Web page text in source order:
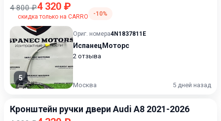
4 800 ₽4 320 ₽
скидка только на CARRO -10%
5
Ориг. номера4N1837811E
ИспанецМоторс
2 отзыва
Москва 5 дней назад
Кронштейн ручки двери Audi A8 2021-2026